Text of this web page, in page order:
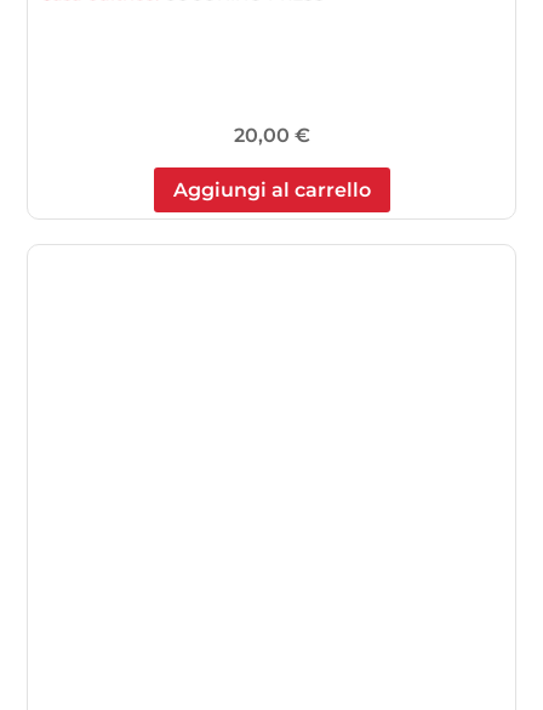
20,00 €
Aggiungi al carrello